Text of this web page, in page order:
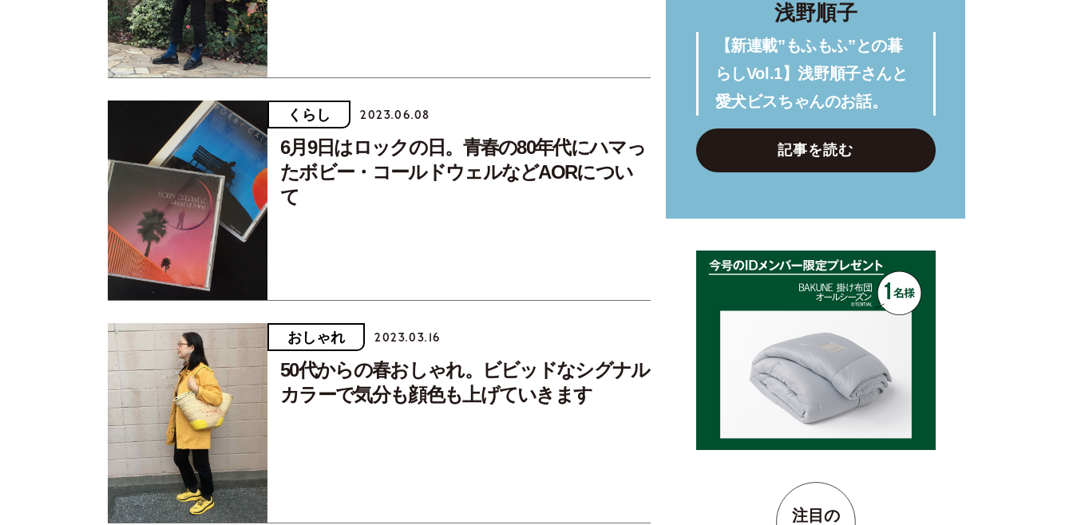
くらし 2023.06.08
6月9日はロックの日。青春の80年代にハマっ
たボビー・コールドウェルなどAORについ
て
おしゃれ 2023.03.16
50代からの春おしゃれ。ビビッドなシグナル
カラーで気分も顔色も上げていきます
浅野順子
【新連載”もふもふ”との暮
らしVol.1】浅野順子さんと
愛犬ビスちゃんのお話。
記事を読む
注目の